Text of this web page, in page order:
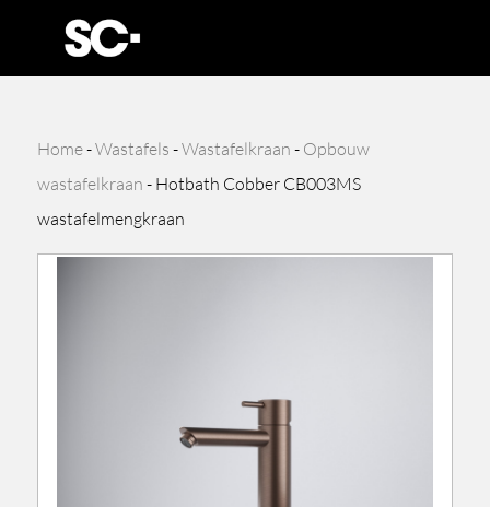
Home-Wastafels -Wastafelkraan - Opbouw
wastafelkraan - Hotbath Cobber CB003MS
wastafelmengkraan